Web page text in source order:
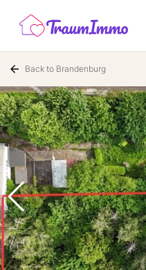
Back to Brandenburg